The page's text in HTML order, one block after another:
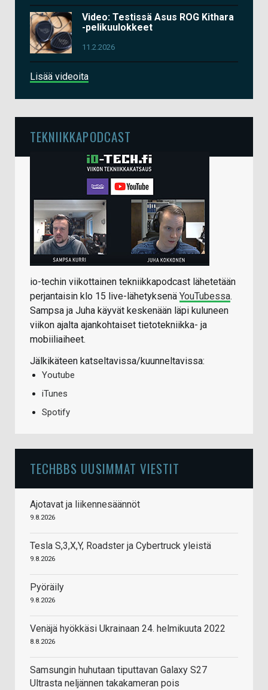
Video: Testissä Asus ROG Kithara
-pelikuulokkeet
11.2.2026
Lisää videoita
TEKNIIKKAPODCAST
io-techin viikottainen tekniikkapodcast lähetetään
perjantaisin klo 15 live-lähetyksenä YouTubessa.
Sampsa ja Juha käyvät keskenään läpi kuluneen
viikon ajalta ajankohtaiset tietotekniikka- ja
mobiiliaiheet.
Jälkikäteen katseltavissa/kuunneltavissa:
Youtube
iTunes
Spotify
TECHBBS UUSIMMAT VIESTIT
Ajotavat ja liikennesäännöt
9.8.2026
Tesla S,3,X,Y, Roadster ja Cybertruck yleistä
9.8.2026
Pyöräily
9.8.2026
Venäjä hyökkäsi Ukrainaan 24. helmikuuta 2022
8.8.2026
Samsungin huhutaan tiputtavan Galaxy S27
Ultrasta neljännen takakameran pois